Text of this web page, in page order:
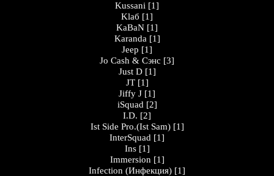
Kussani [1]
Klaб [1]
KaBaN [1]
Karanda [1]
Jeep [1]
Jo Cash & Сэнс [3]
Just D [1]
JT [1]
Jiffy J [1]
iSquad [2]
I.D. [2]
Ist Side Pro.(Ist Sam) [1]
InterSquad [1]
Ins [1]
Immersion [1]
Infection (Инфекция) [1]